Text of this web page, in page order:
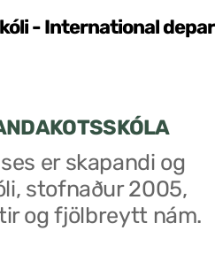
er skapandi og
stofnaður 2005,
og fjölbreytt nám.